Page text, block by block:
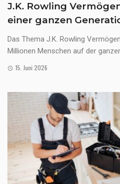
J.K. Rowling
einer ganzen
Das Thema J.K. Rowling
Millionen Menschen auf der
15. Juni 2026